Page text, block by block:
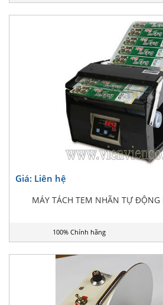
Giá: Liên hệ
MÁY TÁCH TEM NHÃN TỰ ĐỘNG
100% Chính hãng